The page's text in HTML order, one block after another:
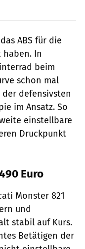
ABS für die
haben. In
beim
schon mal
defensivsten
im Ansatz. So
einstellbare
Druckpunkt
Euro
Monster 821
und
stabil auf Kurs.
Betätigen der